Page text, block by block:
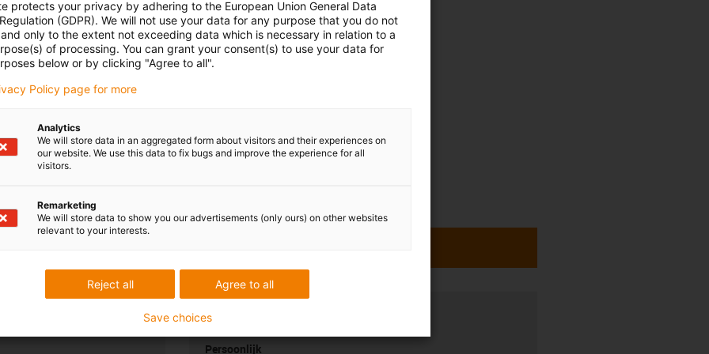
met onze klanten
tijdens het reinigingsproces
vragen
Overleg en levering
Persoonlijk
protects your privacy by adhering to the European Union General Data
(GDPR). We will not use your data for any purpose that you do not
only to the extent not exceeding data which is necessary in relation to a
of processing. You can grant your consent(s) to use your data for
below or by clicking "Agree to all".
Policy page for more
Analytics
We will store data in an aggregated form about visitors and their experiences on
our website. We use this data to fix bugs and improve the experience for all
visitors.
Remarketing
We will store data to show you our advertisements (only ours) on other websites
relevant to your interests.
Agree to all
Reject all
Save choices